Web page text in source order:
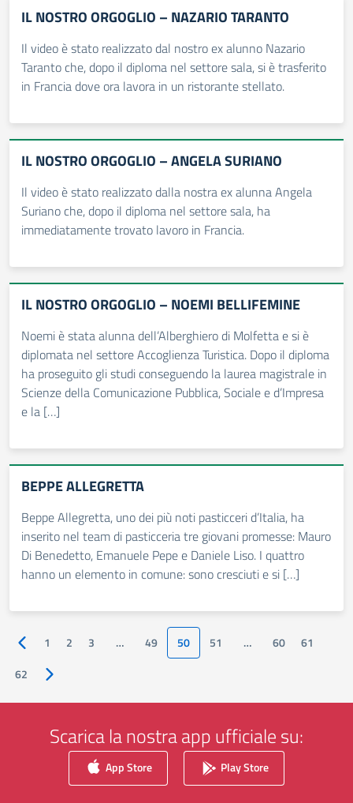
IL NOSTRO ORGOGLIO – NAZARIO TARANTO
Il video è stato realizzato dal nostro ex alunno Nazario
Taranto che, dopo il diploma nel settore sala, si è trasferito
in Francia dove ora lavora in un ristorante stellato.
IL NOSTRO ORGOGLIO – ANGELA SURIANO
Il video è stato realizzato dalla nostra ex alunna Angela
Suriano che, dopo il diploma nel settore sala, ha
immediatamente trovato lavoro in Francia.
IL NOSTRO ORGOGLIO – NOEMI BELLIFEMINE
Noemi è stata alunna dell’Alberghiero di Molfetta e si è
diplomata nel settore Accoglienza Turistica. Dopo il diploma
ha proseguito gli studi conseguendo la laurea magistrale in
Scienze della Comunicazione Pubblica, Sociale e d’Impresa
e la […]
BEPPE ALLEGRETTA
Beppe Allegretta, uno dei più noti pasticceri d’Italia, ha
inserito nel team di pasticceria tre giovani promesse: Mauro
Di Benedetto, Emanuele Pepe e Daniele Liso. I quattro
hanno un elemento in comune: sono cresciuti e si […]
Pagina precedente
1 2 3 … 49 50 51 … 60
61
62
Pagina successiva
Scarica la nostra app ufficiale su:
App Store Play Store